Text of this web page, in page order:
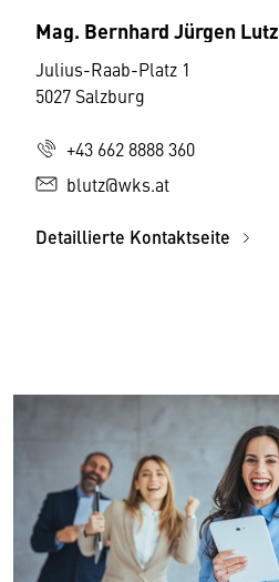
Mag. Bernhard Jürgen Lutz
Julius-Raab-Platz 1
5027 Salzburg
+43 662 8888 360
blutz@wks.at
Detaillierte Kontaktseite